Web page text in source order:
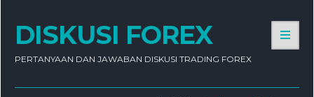
DISKUSI FOREX
PERTANYAAN DAN JAWABAN DISKUSI TRADING FOREX